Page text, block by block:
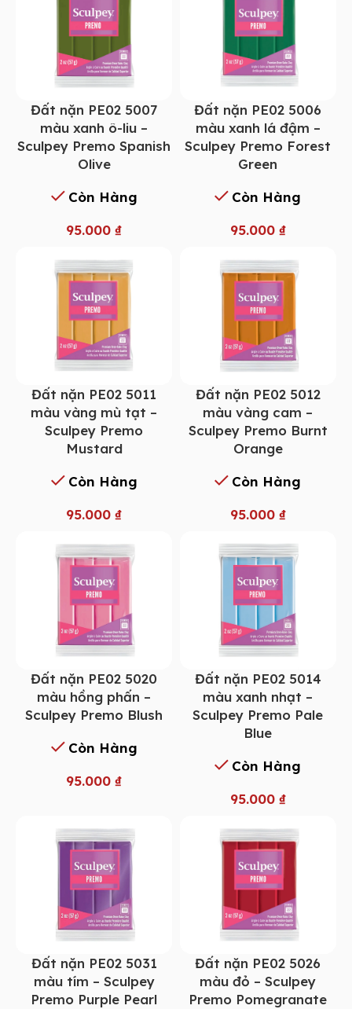
Đất nặn PE02 5007
màu xanh ô-liu –
Sculpey Premo Spanish
Olive
Còn Hàng
95.000 ₫
Đất nặn PE02 5006
màu xanh lá đậm –
Sculpey Premo Forest
Green
Còn Hàng
95.000 ₫
Đất nặn PE02 5011
màu vàng mù tạt –
Sculpey Premo
Mustard
Còn Hàng
95.000 ₫
Đất nặn PE02 5012
màu vàng cam –
Sculpey Premo Burnt
Orange
Còn Hàng
95.000 ₫
Đất nặn PE02 5020
màu hồng phấn –
Sculpey Premo Blush
Còn Hàng
95.000 ₫
Đất nặn PE02 5014
màu xanh nhạt –
Sculpey Premo Pale
Blue
Còn Hàng
95.000 ₫
Đất nặn PE02 5031
màu tím – Sculpey
Premo Purple Pearl
Đất nặn PE02 5026
màu đỏ – Sculpey
Premo Pomegranate